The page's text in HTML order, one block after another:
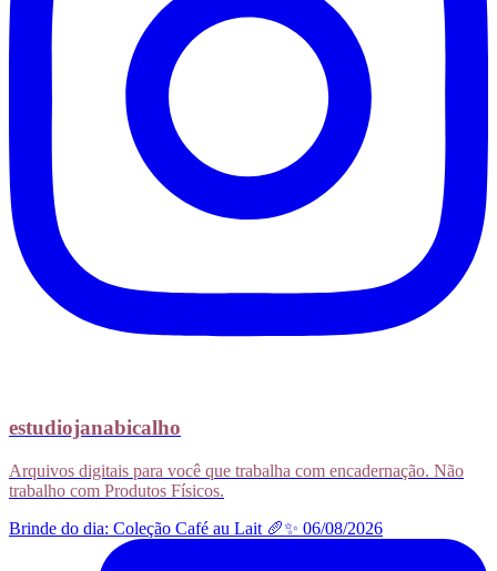
estudiojanabicalho
Arquivos digitais para você que trabalha com encadernação. Não
trabalho com Produtos Físicos.
Brinde do dia: Coleção Café au Lait 🥖✨ 06/08/2026